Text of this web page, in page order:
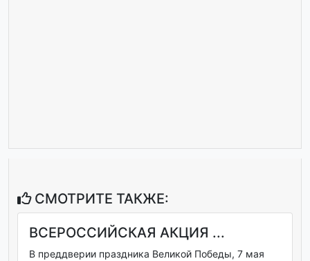
СМОТРИТЕ ТАКЖЕ:
ВСЕРОССИЙСКАЯ АКЦИЯ ...
В преддверии праздника Великой Победы, 7 мая